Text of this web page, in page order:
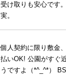
受け取りも安心です
実。
個人契約に限り敷金
払いOK! 公園がすぐ
うですよ（*^_^*）